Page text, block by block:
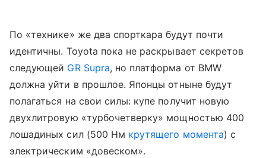
По «технике» же два спорткара будут почти
идентичны. Toyota пока не раскрывает секретов
следующей GR Supra, но платформа от BMW
должна уйти в прошлое. Японцы отныне будут
полагаться на свои силы: купе получит новую
двухлитровую «турбочетверку» мощностью 400
лошадиных сил (500 Нм крутящего момента) с
электрическим «довеском».